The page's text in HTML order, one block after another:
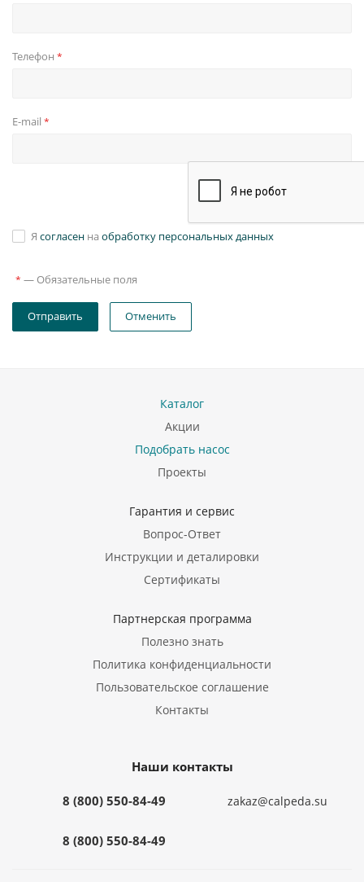
Телефон *
E-mail *
Я согласен на обработку персональных данных
* — Обязательные поля
Отправить Отменить
Каталог
Акции
Подобрать насос
Проекты
Гарантия и сервис
Вопрос-Ответ
Инструкции и деталировки
Сертификаты
Партнерская программа
Полезно знать
Политика конфиденциальности
Пользовательское соглашение
Контакты
Наши контакты
8 (800) 550-84-49
8 (800) 550-84-49
zakaz@calpeda.su